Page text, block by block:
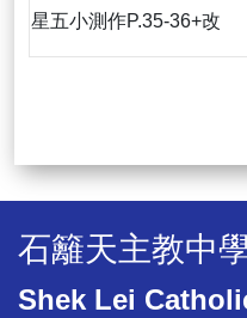
星五小測作P.35-36+改
石籬天主教中
Shek Lei